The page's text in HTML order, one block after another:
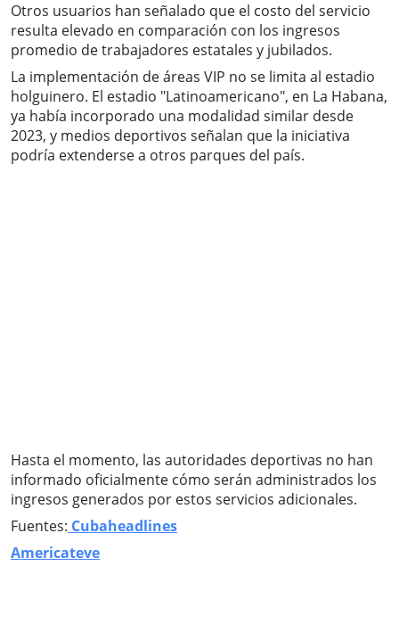
Otros usuarios han señalado que el costo del servicio
resulta elevado en comparación con los ingresos
promedio de trabajadores estatales y jubilados.
La implementación de áreas VIP no se limita al estadio
holguinero. El estadio "Latinoamericano", en La Habana,
ya había incorporado una modalidad similar desde
2023, y medios deportivos señalan que la iniciativa
podría extenderse a otros parques del país.
Hasta el momento, las autoridades deportivas no han
informado oficialmente cómo serán administrados los
ingresos generados por estos servicios adicionales.
Fuentes: Cubaheadlines
Americateve